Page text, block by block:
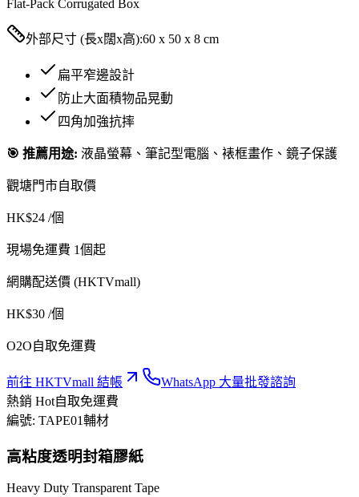
Flat-Pack Corrugated Box
外部尺寸 (長x闊x高):60 x 50 x 8 cm
扁平窄邊設計
防止大面積物品晃動
四角加強抗摔
🎯 推薦用途: 液晶螢幕、筆記型電腦、裱框畫作、鏡子保護
觀塘門市自取價
HK$24 /個
現場免運費 1個起
網購配送價 (HKTVmall)
HK$30 /個
O2O自取免運費
前往 HKTVmall 結帳
WhatsApp 大量批發諮詢
熱銷 Hot自取免運費
編號: TAPE01輔材
高粘度透明封箱膠紙
Heavy Duty Transparent Tape